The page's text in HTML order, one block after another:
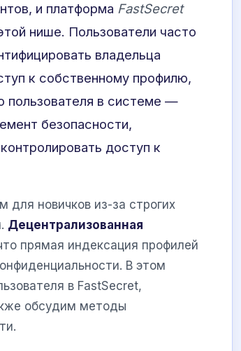
и платформа FastSecret
нише. Пользователи часто
владельца
к собственному профилю,
пользователя в системе —
безопасности,
доступ к
новичков из-за строгих
Децентрализованная
прямая индексация профилей
В этом
в FastSecret,
обсудим методы